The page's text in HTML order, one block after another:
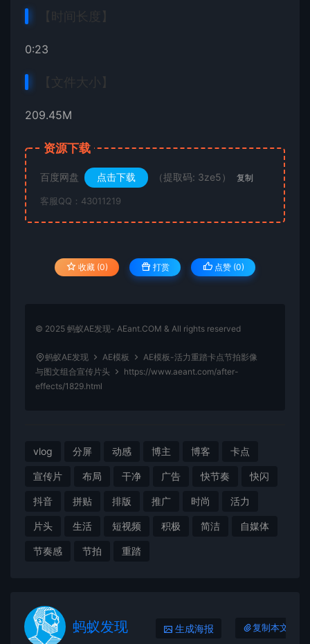
【时间长度】
0:23
【文件大小】
209.45M
资源下载
百度网盘 点击下载 （提取码: 3ze5） 复制
客服QQ：43011219
收藏 (0) 打赏 点赞 (0)
© 2025 蚂蚁AE发现- AEant.COM & All rights reserved
蚂蚁AE发现 AE模板
AE模板-活力重踏卡点节拍影像
与图文组合宣传片头
https://www.aeant.com/after-
effects/1829.html
vlog 分屏 动感 博主 博客 卡点
宣传片 布局 干净 广告 快节奏 快闪
抖音 拼贴 排版 推广 时尚 活力
片头 生活 短视频 积极 简洁 自媒体
节奏感 节拍 重踏
蚂蚁发现 生成海报 复制本文链接